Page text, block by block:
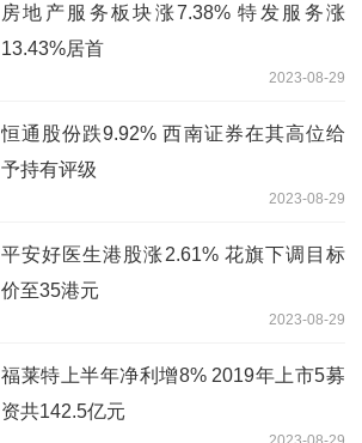
房地产服务板块涨7.38% 特发服务涨
13.43%居首
2023-08-29
恒通股份跌9.92% 西南证券在其高位给
予持有评级
2023-08-29
平安好医生港股涨2.61% 花旗下调目标
价至35港元
2023-08-29
福莱特上半年净利增8% 2019年上市5募
资共142.5亿元